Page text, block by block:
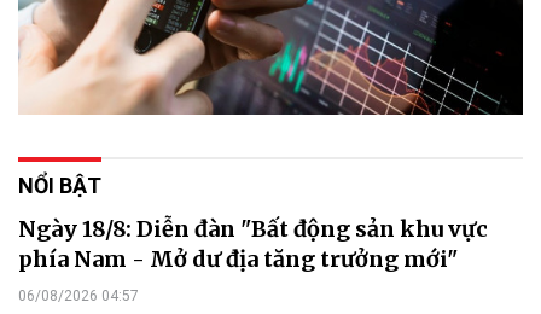
NỔI BẬT
Ngày 18/8: Diễn đàn "Bất động sản khu vực
phía Nam - Mở dư địa tăng trưởng mới"
06/08/2026 04:57